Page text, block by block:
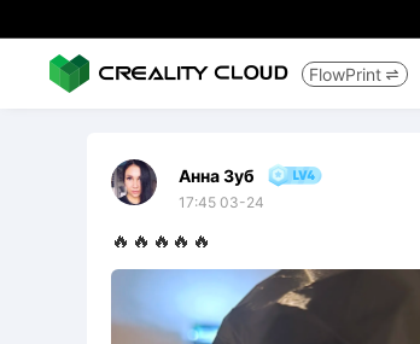
FlowPrint 
Анна Зуб
17:45 03-24
🔥🔥🔥🔥🔥